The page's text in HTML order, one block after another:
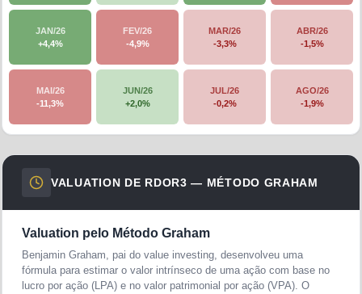
JAN/26
+4,4%
FEV/26
-4,9%
MAR/26
-3,3%
ABR/26
-1,5%
MAI/26
-11,3%
JUN/26
+2,0%
JUL/26
-0,2%
AGO/26
-1,9%
VALUATION DE RDOR3 — MÉTODO GRAHAM
Valuation pelo Método Graham
Benjamin Graham, pai do value investing, desenvolveu uma
fórmula para estimar o valor intrínseco de uma ação com base no
lucro por ação (LPA) e no valor patrimonial por ação (VPA). O